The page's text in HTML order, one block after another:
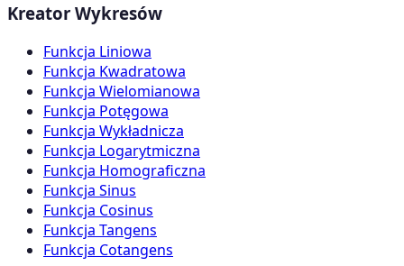
Kreator Wykresów
Funkcja Liniowa
Funkcja Kwadratowa
Funkcja Wielomianowa
Funkcja Potęgowa
Funkcja Wykładnicza
Funkcja Logarytmiczna
Funkcja Homograficzna
Funkcja Sinus
Funkcja Cosinus
Funkcja Tangens
Funkcja Cotangens